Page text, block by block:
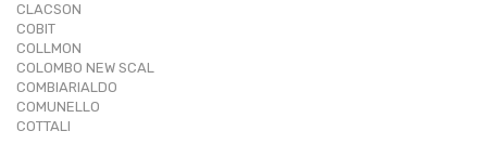
CLACSON
COBIT
COLLMON
COLOMBO NEW SCAL
COMBIARIALDO
COMUNELLO
COTTALI